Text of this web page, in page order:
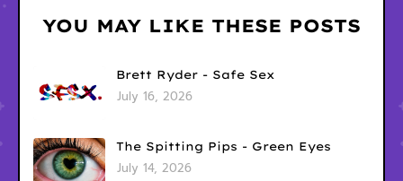
YOU MAY LIKE THESE POSTS
Brett Ryder - Safe Sex
July 16, 2026
The Spitting Pips - Green Eyes
July 14, 2026